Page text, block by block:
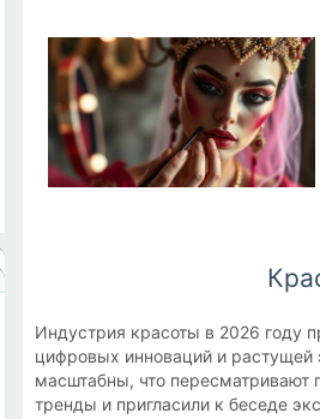
Индустрия красоты в 2026 году
цифровых инноваций и растущей
масштабны, что
тренды и пригласили к беседе